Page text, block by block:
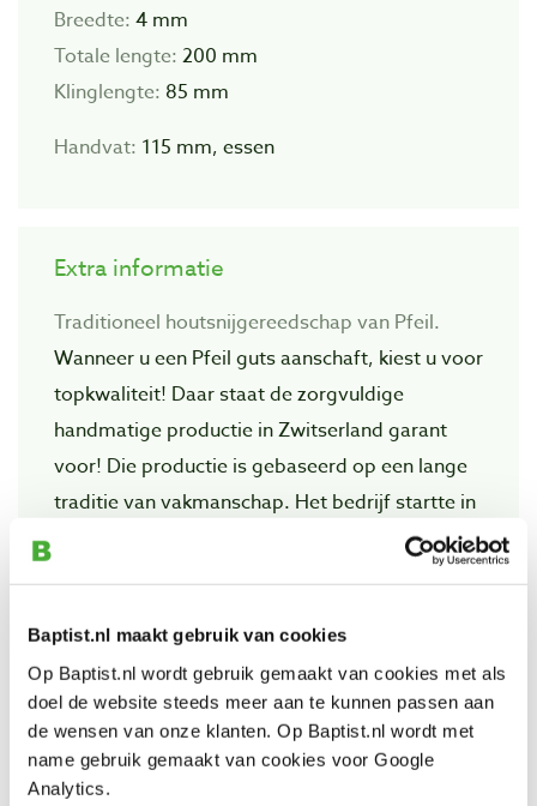
Baptist.nl maakt gebruik van cookies
Op Baptist.nl wordt gebruik gemaakt van cookies met als
doel de website steeds meer aan te kunnen passen aan
de wensen van onze klanten. Op Baptist.nl wordt met
name gebruik gemaakt van cookies voor Google
Analytics.
Breedte: 4 mm
Totale lengte: 200 mm
Klinglengte: 85 mm
Handvat: 115 mm, essen
Extra informatie
Traditioneel houtsnijgereedschap van Pfeil.
Wanneer u een Pfeil guts aanschaft, kiest u voor
topkwaliteit! Daar staat de zorgvuIdige
handmatige productie in Zwitserland garant
voor! Die productie is gebaseerd op een lange
traditie van vakmanschap. Het bedrijf startte in
snijgereedschappen en medische instrumenten.
Bekijk ook
Pfeil D 8-7 rechte guts, gebogen snede 7